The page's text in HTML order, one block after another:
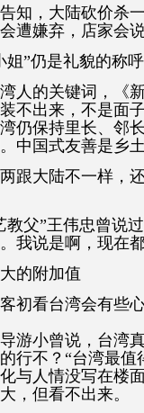
知，大陆砍价杀
遭嫌弃，店家会
姐”仍是礼貌的称
人的关键词，《
不出来，不是面
仍保持里长、邻
中国式友善是乡
跟大陆不一样，
教父”王伟忠曾说
我说是啊，现在
的附加值
初看台湾会有些
游小曾说，台湾
行不？“台湾最值
与人情没写在楼
，但看不出来。